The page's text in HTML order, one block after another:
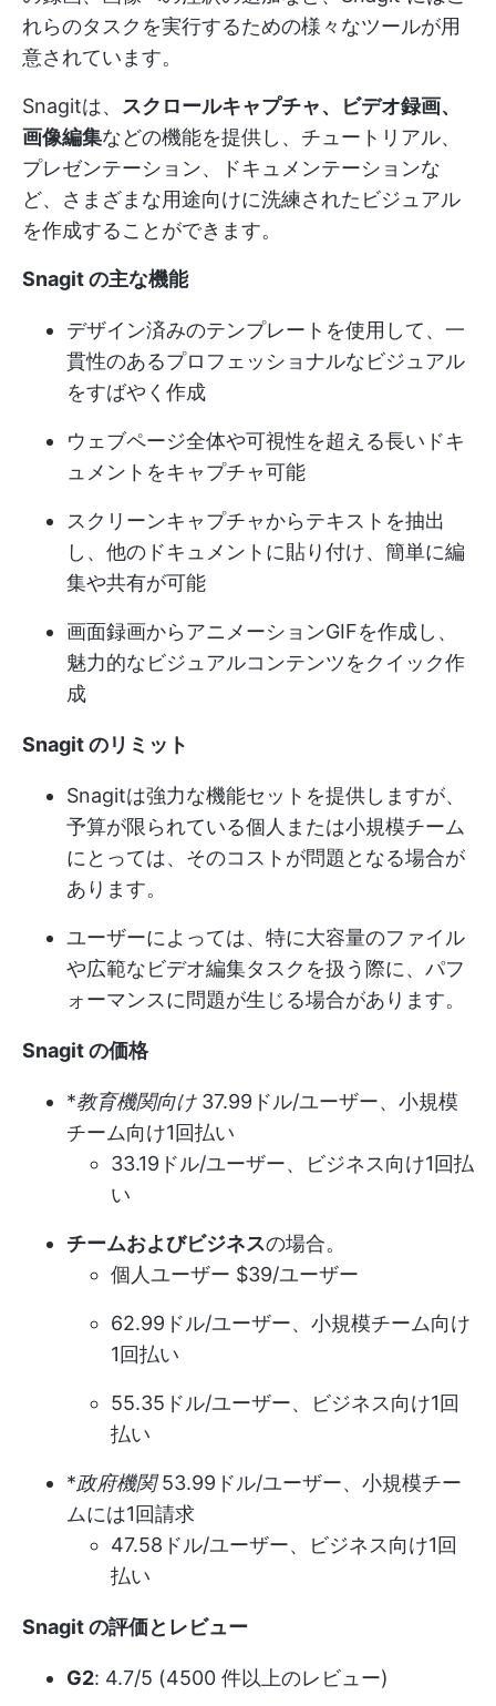
れらのタスクを実行するための様々なツールが用
意されています。
Snagitは、 スクロールキャプチャ、ビデオ録画、
画像編集などの機能を提供し、チュートリアル、
プレゼンテーション、ドキュメンテーションな
ど、さまざまな用途向けに洗練されたビジュアル
を作成することができます。
Snagit の主な機能
デザイン済みのテンプレートを使用して、一
貫性のあるプロフェッショナルなビジュアル
をすばやく作成
ウェブページ全体や可視性を超える長いドキ
ュメントをキャプチャ可能
スクリーンキャプチャからテキストを抽出
し、他のドキュメントに貼り付け、簡単に編
集や共有が可能
画面録画からアニメーションGIFを作成し、
魅力的なビジュアルコンテンツをクイック作
成
Snagit のリミット
Snagitは強力な機能セットを提供しますが、
予算が限られている個人または小規模チーム
にとっては、そのコストが問題となる場合が
あります。
ユーザーによっては、特に大容量のファイル
や広範なビデオ編集タスクを扱う際に、パフ
ォーマンスに問題が生じる場合があります。
Snagit の価格
*教育機関向け 37.99ドル/ユーザー、小規模
チーム向け1回払い
33.19ドル/ユーザー、ビジネス向け1回払
い
チームおよびビジネスの場合。
個人ユーザー $39/ユーザー
62.99ドル/ユーザー、小規模チーム向け
1回払い
55.35ドル/ユーザー、ビジネス向け1回
払い
*政府機関53.99ドル/ユーザー、小規模チー
ムには1回請求
47.58ドル/ユーザー、ビジネス向け1回
払い
Snagit の評価とレビュー
G2: 4.7/5 (4500 件以上のレビュー)